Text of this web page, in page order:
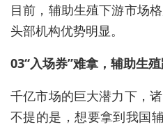
目前，辅助生殖下游市场
头部机构优势明显。
03“入场券”难拿，辅助生
千亿市场的巨大潜力下，
不提的是，想要拿到我国